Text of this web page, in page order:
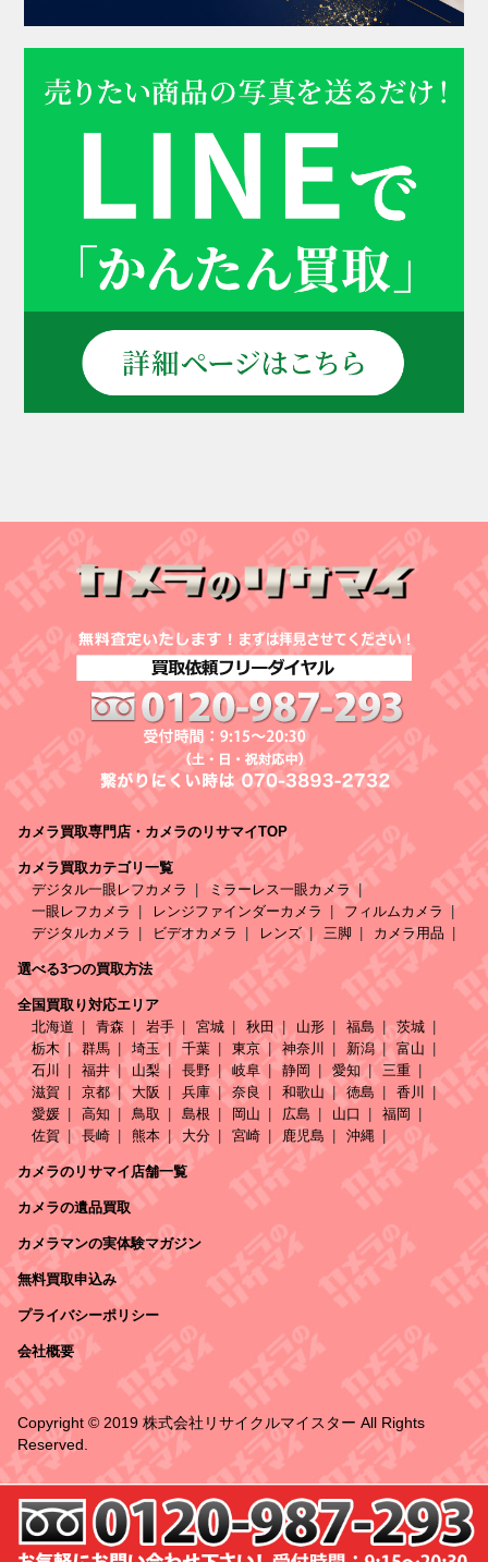
カメラ買取専門店・カメラのリサマイTOP
カメラ買取カテゴリ一覧
デジタル一眼レフカメラ
ミラーレス一眼カメラ
一眼レフカメラ
レンジファインダーカメラ
フィルムカメラ
デジタルカメラ
ビデオカメラ レンズ 三脚 カメラ用品
選べる3つの買取方法
全国買取り対応エリア
北海道
青森 岩手 宮城 秋田 山形 福島
茨城
栃木
群馬 埼玉 千葉 東京 神奈川 新潟
富山
石川
福井 山梨 長野 岐阜 静岡 愛知
三重
滋賀
京都 大阪 兵庫 奈良 和歌山 徳島
香川
愛媛
高知 鳥取 島根 岡山 広島 山口
福岡
佐賀
長崎 熊本 大分 宮崎 鹿児島 沖縄
カメラのリサマイ店舗一覧
カメラの遺品買取
カメラマンの実体験マガジン
無料買取申込み
プライバシーポリシー
会社概要
Copyright © 2019 株式会社リサイクルマイスター All Rights
Reserved.